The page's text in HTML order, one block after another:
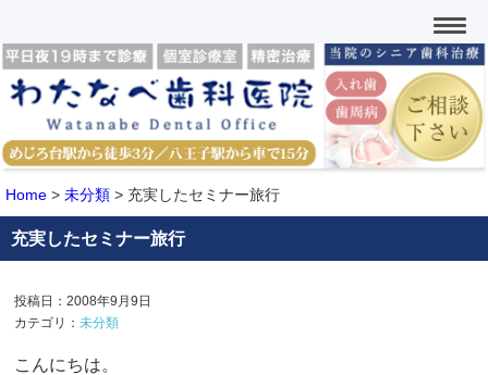
Home > 未分類 > 充実したセミナー旅行
充実したセミナー旅行
投稿日：2008年9月9日
カテゴリ：未分類
こんにちは。